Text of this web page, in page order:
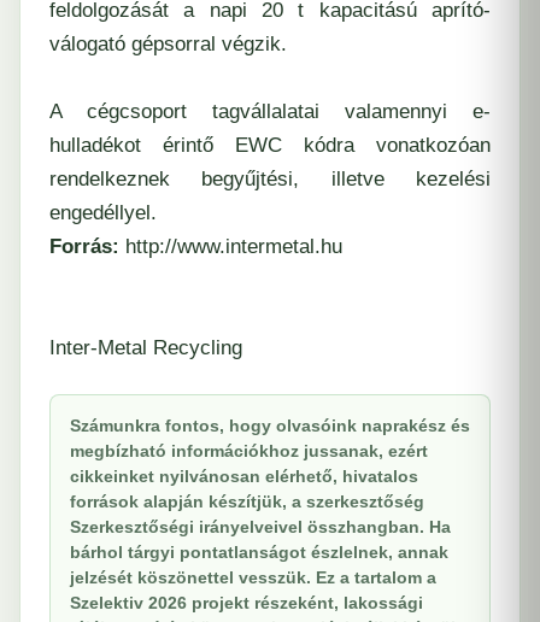
feldolgozását a napi 20 t kapacitású aprító-
válogató gépsorral végzik.
A cégcsoport tagvállalatai valamennyi e-
hulladékot érintő EWC kódra vonatkozóan
rendelkeznek begyűjtési, illetve kezelési
engedéllyel.
Forrás: http://www.intermetal.hu
Inter-Metal Recycling
Számunkra fontos, hogy olvasóink naprakész és
megbízható információkhoz jussanak, ezért
cikkeinket nyilvánosan elérhető, hivatalos
források alapján készítjük, a szerkesztőség
Szerkesztőségi irányelveivel összhangban. Ha
bárhol tárgyi pontatlanságot észlelnek, annak
jelzését köszönettel vesszük. Ez a tartalom a
Szelektiv 2026 projekt részeként, lakossági